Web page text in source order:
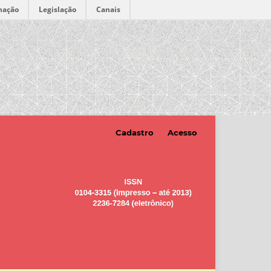
Legislação Canais
Cadastro Acesso